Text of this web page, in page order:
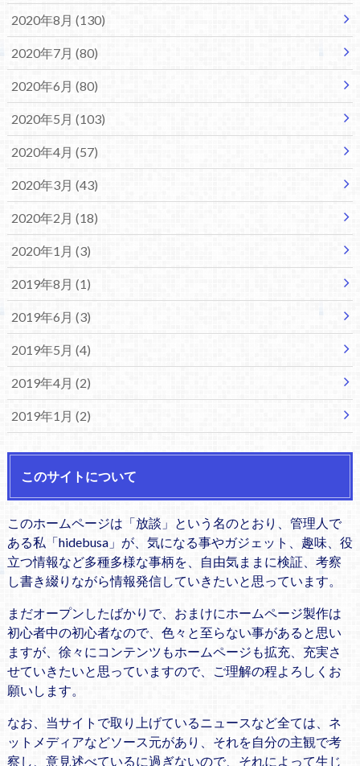
2020年8月 (130)
2020年7月 (80)
2020年6月 (80)
2020年5月 (103)
2020年4月 (57)
2020年3月 (43)
2020年2月 (18)
2020年1月 (3)
2019年8月 (1)
2019年6月 (3)
2019年5月 (4)
2019年4月 (2)
2019年1月 (2)
このサイトについて
このホームページは「放談」という名のとおり、管理人で
ある私「hidebusa」が、気になる事やガジェット、趣味、役
立つ情報など多種多様な事柄を、自由気ままに検証、考察
し書き綴りながら情報発信していきたいと思っています。
まだオープンしたばかりで、おまけにホームページ製作は
初心者中の初心者なので、色々と至らない事があると思い
ますが、徐々にコンテンツもホームページも拡充、充実さ
せていきたいと思っていますので、ご理解の程よろしくお
願いします。
なお、当サイトで取り上げているニュースなど全ては、ネ
ットメディアなどソース元があり、それを自分の主観で考
察し、意見述べているに過ぎないので、それによって生じ